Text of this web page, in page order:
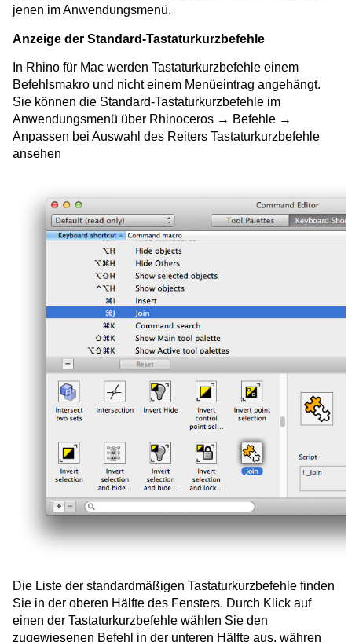
jenen im Anwendungsmenü.
Anzeige der Standard-Tastaturkurzbefehle
In Rhino für Mac werden Tastaturkurzbefehle einem
Befehlsmakro und nicht einem Menüeintrag angehängt.
Sie können die Standard-Tastaturkurzbefehle im
Anwendungsmenü über Rhinoceros → Befehle →
Anpassen bei Auswahl des Reiters Tastaturkurzbefehle
ansehen
Die Liste der standardmäßigen Tastaturkurzbefehle finden
Sie in der oberen Hälfte des Fensters. Durch Klick auf
einen der Tastaturkurzbefehle wählen Sie den
zugewiesenen Befehl in der unteren Hälfte aus, währen